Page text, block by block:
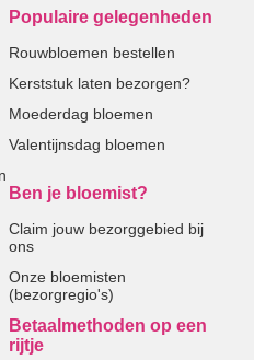
Populaire gelegenheden
Rouwbloemen bestellen
Kerststuk laten bezorgen?
Moederdag bloemen
Valentijnsdag bloemen
Ben je bloemist?
Claim jouw bezorggebied bij
ons
Onze bloemisten
(bezorgregio's)
Betaalmethoden op een
rijtje